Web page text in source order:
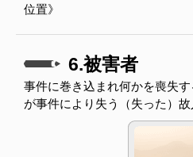
位置》
6.被害者
事件に巻き込まれ何かを喪失
が事件により失う（失った）故